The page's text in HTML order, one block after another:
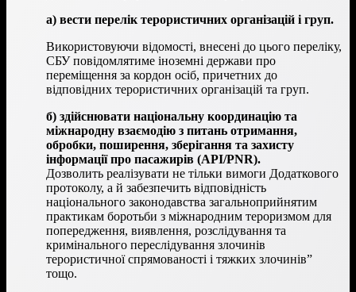
а) вести перелік терористичних організацій і груп.
Використовуючи відомості, внесені до цього переліку,
СБУ повідомлятиме іноземні держави про
переміщення за кордон осіб, причетних до
відповідних терористичних організацій та груп.
б) здійснювати національну координацію та
міжнародну взаємодію з питань отримання,
обробки, поширення, зберігання та захисту
інформації про пасажирів (API/PNR).
Дозволить реалізувати не тільки вимоги Додаткового
протоколу, а й забезпечить відповідність
національного законодавства загальноприйнятим
практикам боротьби з міжнародним тероризмом для
попередження, виявлення, розслідування та
кримінального переслідування злочинів
терористичної спрямованості і тяжких злочинів”
тощо.